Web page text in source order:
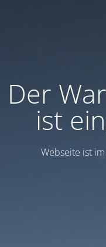
Der
ist
Webseite ist